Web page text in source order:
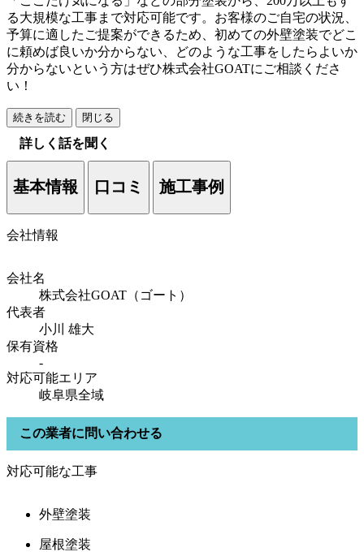
る大規模な工事まで対応可能です。お客様のご自宅の状況、
予算に適したご提案ができるため、初めての外壁塗装でどこ
に頼めば良いか分からない、どのような工事をしたらよいか
分からないという方はぜひ株式会社GOATにご相談くださ
い！
続きを読む 閉じる
詳しく話を聞く
基本情報 口コミ 施工事例
会社情報
会社名
株式会社GOAT（ゴート）
代表者
小川 雄大
保有資格
-
対応可能エリア
岐阜県全域
この業者に問い合わせる
対応可能な工事
外壁塗装
屋根塗装